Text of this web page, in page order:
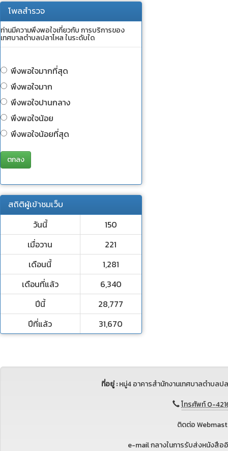
โพลสำรวจ
ท่านมีความพึงพอใจเกี่ยวกับ การบริการของ
เทศบาลตำบลปลาโหล ในระดับใด
พึงพอใจมากที่สุด
พึงพอใจมาก
พึงพอใจปานกลาง
พึงพอใจน้อย
พึงพอใจน้อยที่สุด
ตกลง
สถิติผู้เข้าชมเว็บ
วันนี้
150
เมื่อวาน
221
เดือนนี้
1,281
เดือนที่แล้ว
6,340
ปีนี้
28,777
ปีที่แล้ว
31,670
ที่อยู่ :หมู่4 อาคารสำนักงานเทศบาลตำบล
โทรศัพท์ 0-
ติดต่อ
e-mail กลางในการรับส่งหนังสื